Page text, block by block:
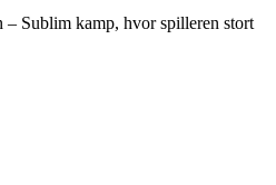
– Sublim kamp, hvor spilleren stort